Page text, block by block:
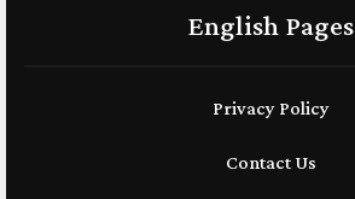
English Pages
Privacy Policy
Contact Us